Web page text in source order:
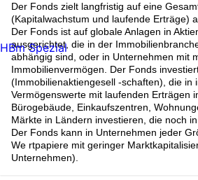
Der Fonds zielt langfristig auf eine
(Kapitalwachstum und laufende Erträge)
Der Fonds ist auf globale Anlagen in
ausgerichtet, die in der
abhängig sind, oder in Unternehmen mit
Immobilienvermögen. Der Fonds
(Immobilienaktiengesell -schaften), die in
Vermögenswerte mit laufenden Erträgen
Bürogebäude, Einkaufszentren,
Märkte in Ländern investieren, die noch
Der Fonds kann in Unternehmen jeder
We rtpapiere mit geringer
Unternehmen).
HBm Spezial